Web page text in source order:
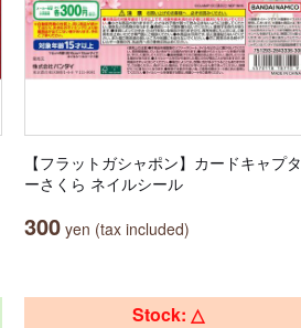
【フラットガシャポン】カードキャプタ
ーさくら ネイルシール
300 yen (tax included)
Stock: △